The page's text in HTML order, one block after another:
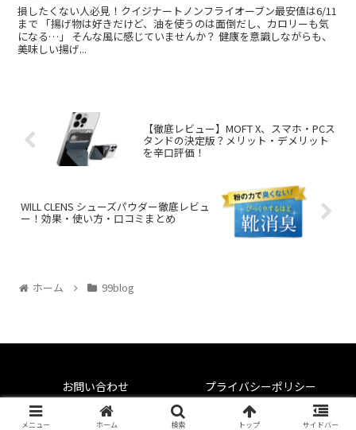
損したくない人必見！クイジナートノンフライオーブン最安値は6/11
まで 「揚げ物は好きだけど、油を使うのは面倒だし、カロリーも気
になる…」 そんな風に感じていませんか？ 健康を意識しながらも、
美味しい揚げ...
【徹底レビュー】MOFT X、スマホ・PCス
タンドの決定版？メリット・デメリット
を辛口評価！
WILL CLENS シューズパウダー徹底レビュ
ー！効果・使い方・口コミまとめ
ホーム 99blog
お問い合わせ
プライバシーポリシー
© 2019-2026 99blog.
メニュー ホーム 検索 トップ サイドバー